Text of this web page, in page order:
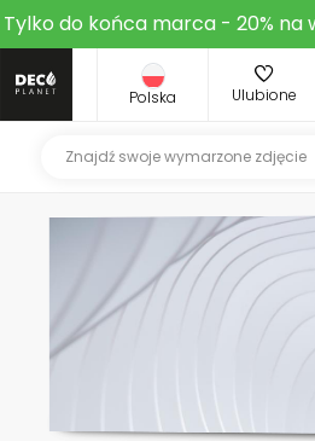
Tylko do końca marca - 20%
Polska Ulubione